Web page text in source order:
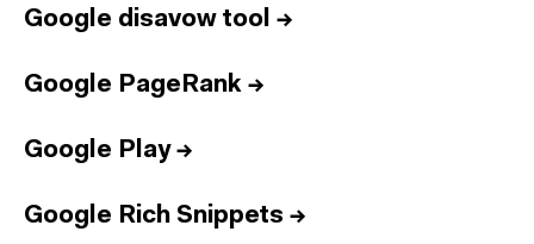
Google disavow tool →
Google PageRank →
Google Play→
Google Rich Snippets →